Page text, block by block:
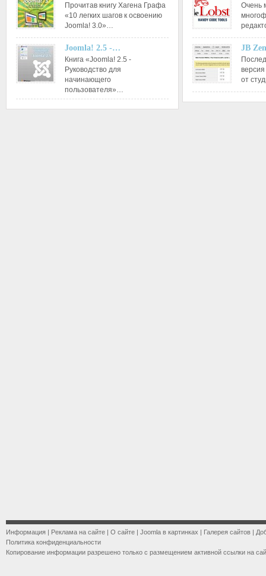
Прочитав книгу Хагена Графа
«10 легких шагов к освоению
Joomla! 3.0»…
Joomla! 2.5 -…
Книга «Joomla! 2.5 -
Руководство для
начинающего
пользователя»…
Очень
JB
от
Информация | Реклама на сайте | О сайте | Joomla в картинках | Галерея сайтов |
Политика конфиденциальности
Копирование информации разрешено только с размещением активной ссылки на